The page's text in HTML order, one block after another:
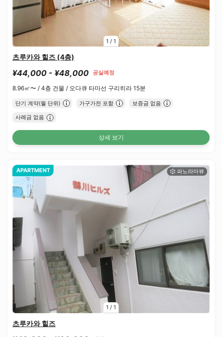
1 / 1
츠루카와 힐즈 (4층)
¥44,000 - ¥48,000 공실예정
8.96㎡〜 / 4층 건물 / 오다큐 타마선 구리히라 15분
단기 계약(월 단위) 가구가전 포함 보증금 없음
사례금 없음
상세 보기
1 / 1
APARTMENT
츠루카와 힐즈